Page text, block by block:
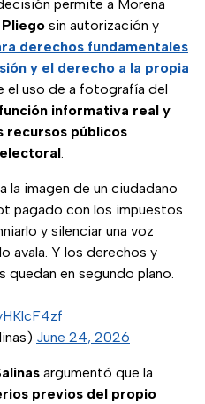
permite a Morena
Pliego sin autorización y
derechos fundamentales
y el derecho a la propia
el uso de a fotografía del
informativa real y
recursos públicos
.
la imagen de un ciudadano
pagado con los impuestos
y silenciar una voz
lo avala. Y los derechos y
en segundo plano.
June 24, 2026
argumentó que la
previos del propio